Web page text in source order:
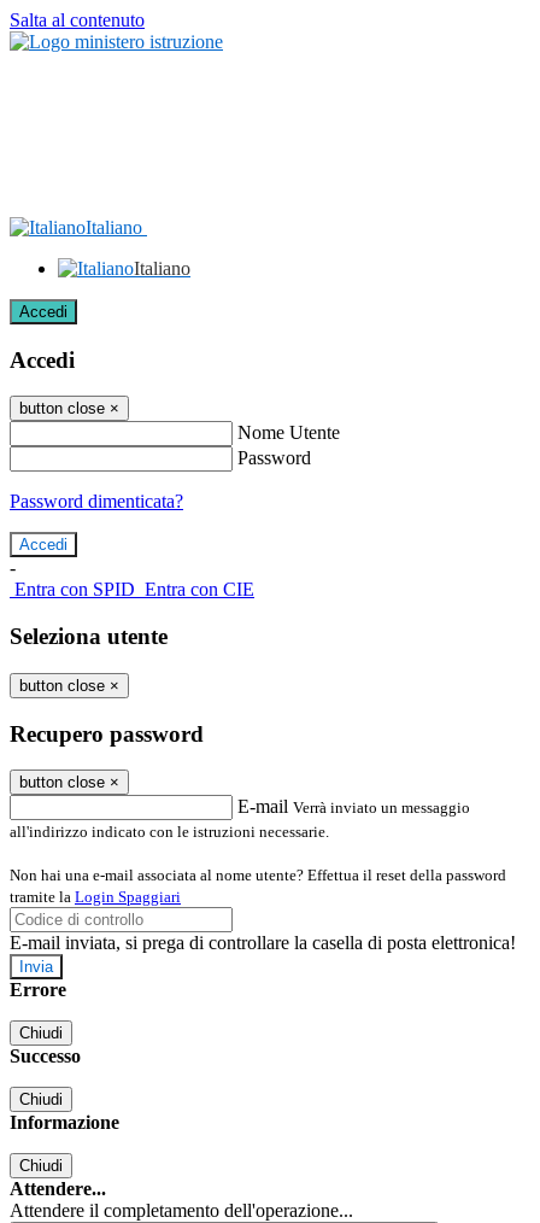
Salta al contenuto
Italiano
Italiano
Accedi
Accedi
button close ×
Nome Utente
Password
Password dimenticata?
-
Entra con SPID Entra con CIE
Seleziona utente
button close ×
Recupero password
button close ×
E-mail Verrà inviato un messaggio
all'indirizzo indicato con le istruzioni necessarie.
Non hai una e-mail associata al nome utente? Effettua il reset della password
tramite la Login Spaggiari
E-mail inviata, si prega di controllare la casella di posta elettronica!
Errore
Chiudi
Successo
Chiudi
Informazione
Chiudi
Attendere...
Attendere il completamento dell'operazione...